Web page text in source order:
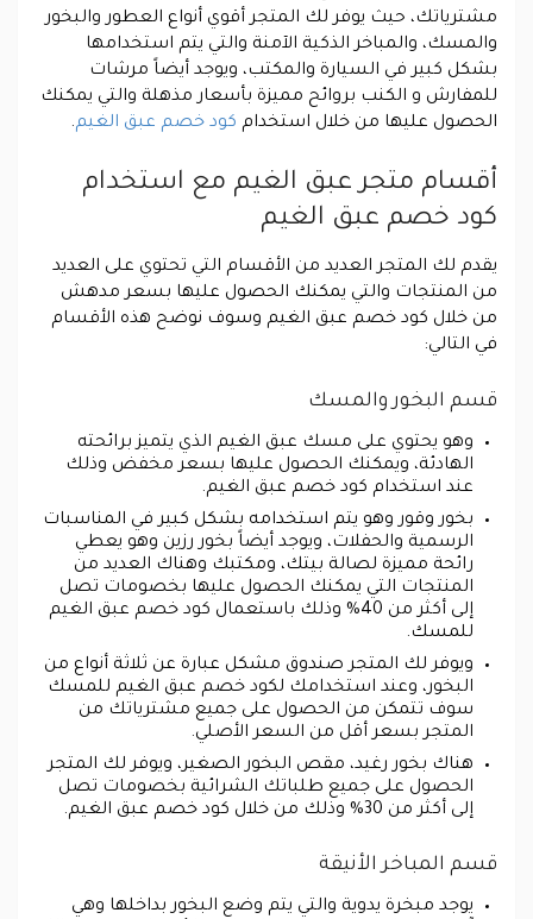
مشترياتك، حيث يوفر لك المتجر أقوي أنواع العطور والبخور
والمسك، والمباخر الذكية الآمنة والتي يتم استخدامها
بشكل كبير في السيارة والمكتب، ويوجد أيضاً مرشات
للمفارش و الكنب بروائح مميزة بأسعار مذهلة والتي يمكنك
الحصول عليها من خلال استخدام كود خصم عبق الغيم.
أقسام متجر عبق الغيم مع استخدام
كود خصم عبق الغيم
يقدم لك المتجر العديد من الأقسام التي تحتوي على العديد
من المنتجات والتي يمكنك الحصول عليها بسعر مدهش
من خلال كود خصم عبق الغيم وسوف نوضح هذه الأقسام
في التالي:
قسم البخور والمسك
وهو يحتوي على مسك عبق الغيم الذي يتميز برائحته
الهادئة، ويمكنك الحصول عليها بسعر مخفض وذلك
عند استخدام كود خصم عبق الغيم.
بخور وقور وهو يتم استخدامه بشكل كبير في المناسبات
الرسمية والحفلات، ويوجد أيضاً بخور رزين وهو يعطي
رائحة مميزة لصالة بيتك، ومكتبك وهناك العديد من
المنتجات التي يمكنك الحصول عليها بخصومات تصل
إلى أكثر من 40% وذلك باستعمال كود خصم عبق الغيم
للمسك.
ويوفر لك المتجر صندوق مشكل عبارة عن ثلاثة أنواع من
البخور، وعند استخدامك لكود خصم عبق الغيم للمسك
سوف تتمكن من الحصول على جميع مشترياتك من
المتجر بسعر أقل من السعر الأصلي.
هناك بخور رغيد، مقص البخور الصغير، ويوفر لك المتجر
الحصول على جميع طلباتك الشرائية بخصومات تصل
إلى أكثر من 30% وذلك من خلال كود خصم عبق الغيم.
قسم المباخر الأنيقة
يوجد مبخرة يدوية والتي يتم وضع البخور بداخلها وهي